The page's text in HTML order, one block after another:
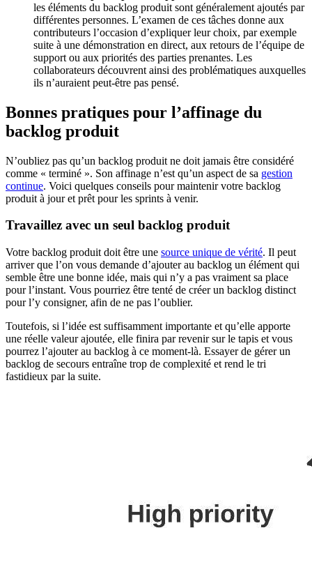
les éléments du backlog produit sont généralement ajoutés par
différentes personnes. L’examen de ces tâches donne aux
contributeurs l’occasion d’expliquer leur choix, par exemple
suite à une démonstration en direct, aux retours de l’équipe de
support ou aux priorités des parties prenantes. Les
collaborateurs découvrent ainsi des problématiques auxquelles
ils n’auraient peut-être pas pensé.
Bonnes pratiques pour l’affinage du
backlog produit
N’oubliez pas qu’un backlog produit ne doit jamais être considéré
comme « terminé ». Son affinage n’est qu’un aspect de sa gestion
continue. Voici quelques conseils pour maintenir votre backlog
produit à jour et prêt pour les sprints à venir.
Travaillez avec un seul backlog produit
Votre backlog produit doit être une source unique de vérité. Il peut
arriver que l’on vous demande d’ajouter au backlog un élément qui
semble être une bonne idée, mais qui n’y a pas vraiment sa place
pour l’instant. Vous pourriez être tenté de créer un backlog distinct
pour l’y consigner, afin de ne pas l’oublier.
Toutefois, si l’idée est suffisamment importante et qu’elle apporte
une réelle valeur ajoutée, elle finira par revenir sur le tapis et vous
pourrez l’ajouter au backlog à ce moment-là. Essayer de gérer un
backlog de secours entraîne trop de complexité et rend le tri
fastidieux par la suite.